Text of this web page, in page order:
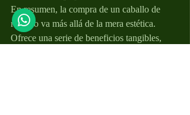
En resumen, la compra de un caballo de
registro va más allá de la mera estética.
Ofrece una serie de beneficios tangibles,